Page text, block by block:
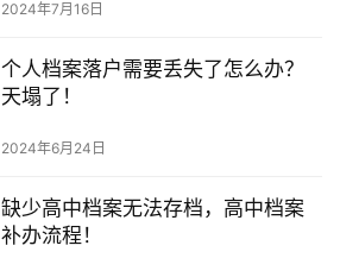
2024年7月16日
个人档案落户需要丢失了怎么办？
天塌了！
2024年6月24日
缺少高中档案无法存档，高中档案
补办流程！